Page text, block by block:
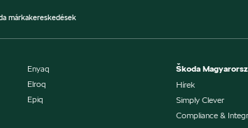
márkakereskedések
Enyaq
Elroq
Epiq
Škoda
Hírek
Simply Clever
Compliance &